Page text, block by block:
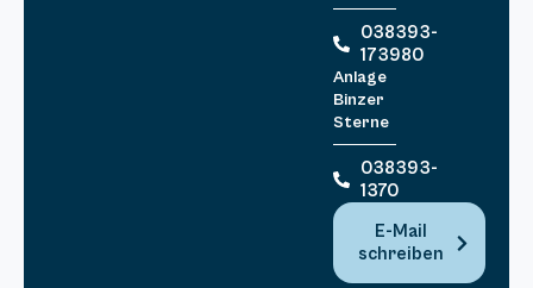
038393-
173980
Anlage
Binzer
Sterne
038393-
1370
E-Mail
schreiben